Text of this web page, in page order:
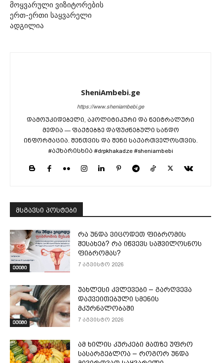
მოყვარული ვიზიტორების
ერთ-ერთი საყვარელი
ადგილია
SheniAmbebi.ge
https://www.sheniambebi.ge
დამოუკიდებელი, აპოლიტიკური და ნეიტრალური
მედია — ფაქტებზე დაფუძნებული სანდო
ინფორმაცია. შენთვის და შენი საქართველოსთვის.
#აქხარისხია #drpkhakadze #sheniambebi
მსგავსი პოსტები
ექიმი
რა უნდა ვიცოდეთ ფიბრომის
შესახებ? რა იწვევს საშვილოსნოს
ფიბრომას?
7 აგვისტო 2026
ექიმი
უახლესი კვლევები – გარღვევა
დაქვეითებული სმენის
მკურნალობაში
7 აგვისტო 2026
ამ ხილის კურკები მათზე უფრო
სასარგებლოა – როგორ უნდა